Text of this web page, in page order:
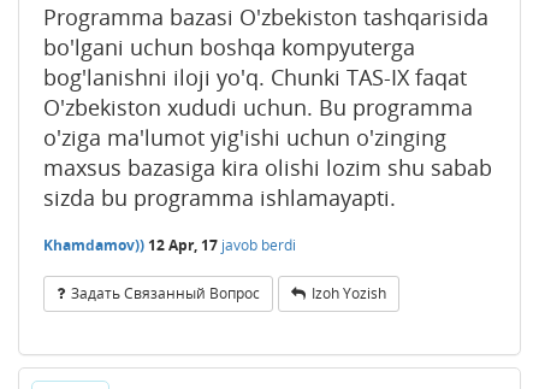
Programma bazasi O'zbekiston tashqarisida
bo'lgani uchun boshqa kompyuterga
bog'lanishni iloji yo'q. Chunki TAS-IX faqat
O'zbekiston xududi uchun. Bu programma
o'ziga ma'lumot yig'ishi uchun o'zinging
maxsus bazasiga kira olishi lozim shu sabab
sizda bu programma ishlamayapti.
Khamdamov)) 12 Apr, 17 javob berdi
Задать Связанный Вопрос Izoh Yozish